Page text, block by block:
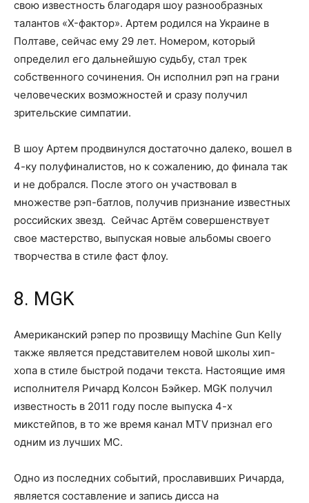
свою известность благодаря шоу разнообразных
талантов «X-фактор». Артем родился на Украине в
Полтаве, сейчас ему 29 лет. Номером, который
определил его дальнейшую судьбу, стал трек
собственного сочинения. Он исполнил рэп на грани
человеческих возможностей и сразу получил
зрительские симпатии.
В шоу Артем продвинулся достаточно далеко, вошел в
4-ку полуфиналистов, но к сожалению, до финала так
и не добрался. После этого он участвовал в
множестве рэп-батлов, получив признание известных
российских звезд. Сейчас Артём совершенствует
свое мастерство, выпуская новые альбомы своего
творчества в стиле фаст флоу.
8. MGK
Американский рэпер по прозвищу Machine Gun Kelly
также является представителем новой школы хип-
хопа в стиле быстрой подачи текста. Настоящие имя
исполнителя Ричард Колсон Бэйкер. MGK получил
известность в 2011 году после выпуска 4-х
микстейпов, в то же время канал MTV признал его
одним из лучших MC.
Одно из последних событий, прославивших Ричарда,
является составление и запись дисса на